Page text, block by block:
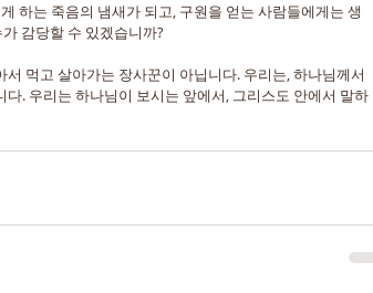
하는 죽음의 냄새가 되고, 구원을 얻는 사람들에게는 생
감당할 수 있겠습니까?
먹고 살아가는 장사꾼이 아닙니다. 우리는, 하나님께서
. 우리는 하나님이 보시는 앞에서, 그리스도 안에서 말하